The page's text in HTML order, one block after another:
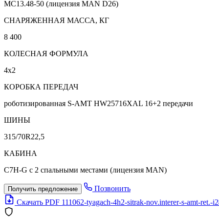
MC13.48-50 (лицензия MAN D26)
CНАРЯЖЕННАЯ МАССА, КГ
8 400
КОЛЕСНАЯ ФОРМУЛА
4х2
КОРОБКА ПЕРЕДАЧ
роботизированная S-AMT HW25716XAL 16+2 передачи
ШИНЫ
315/70R22,5
КАБИНА
C7H-G с 2 спальными местами (лицензия MAN)
Получить предложение
Позвонить
Скачать PDF 111062-tyagach-4h2-sitrak-nov.interer-s-amt-